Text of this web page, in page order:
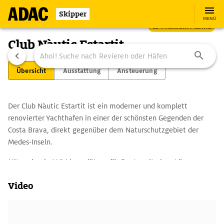
Skipper MENÜ
Premium Marina
Club Nàutic Estartit
Übersicht Ausstattung Ansteuerung
Der Club Nàutic Estartit ist ein moderner und komplett
renovierter Yachthafen in einer der schönsten Gegenden der
Costa Brava, direkt gegenüber dem Naturschutzgebiet der
Medes-Inseln.
Mit mehr als 640 Liegeplätzen für Boote mit einer Länge von
modernen Einrichtungen, hochwertigen Dienstleistungen,
Video